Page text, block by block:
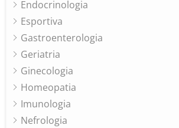
Endocrinologia
Esportiva
Gastroenterologia
Geriatria
Ginecologia
Homeopatia
Imunologia
Nefrologia